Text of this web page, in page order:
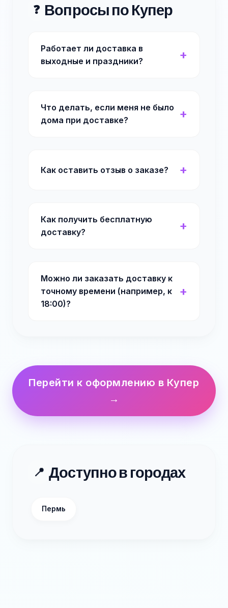
❓ Вопросы по Купер
Работает ли доставка в
выходные и праздники?
Что делать, если меня не было
дома при доставке?
Как оставить отзыв о заказе?
Как получить бесплатную
доставку?
Можно ли заказать доставку к
точному времени (например, к
18:00)?
Перейти к оформлению в Купер
→
📍 Доступно в городах
Пермь